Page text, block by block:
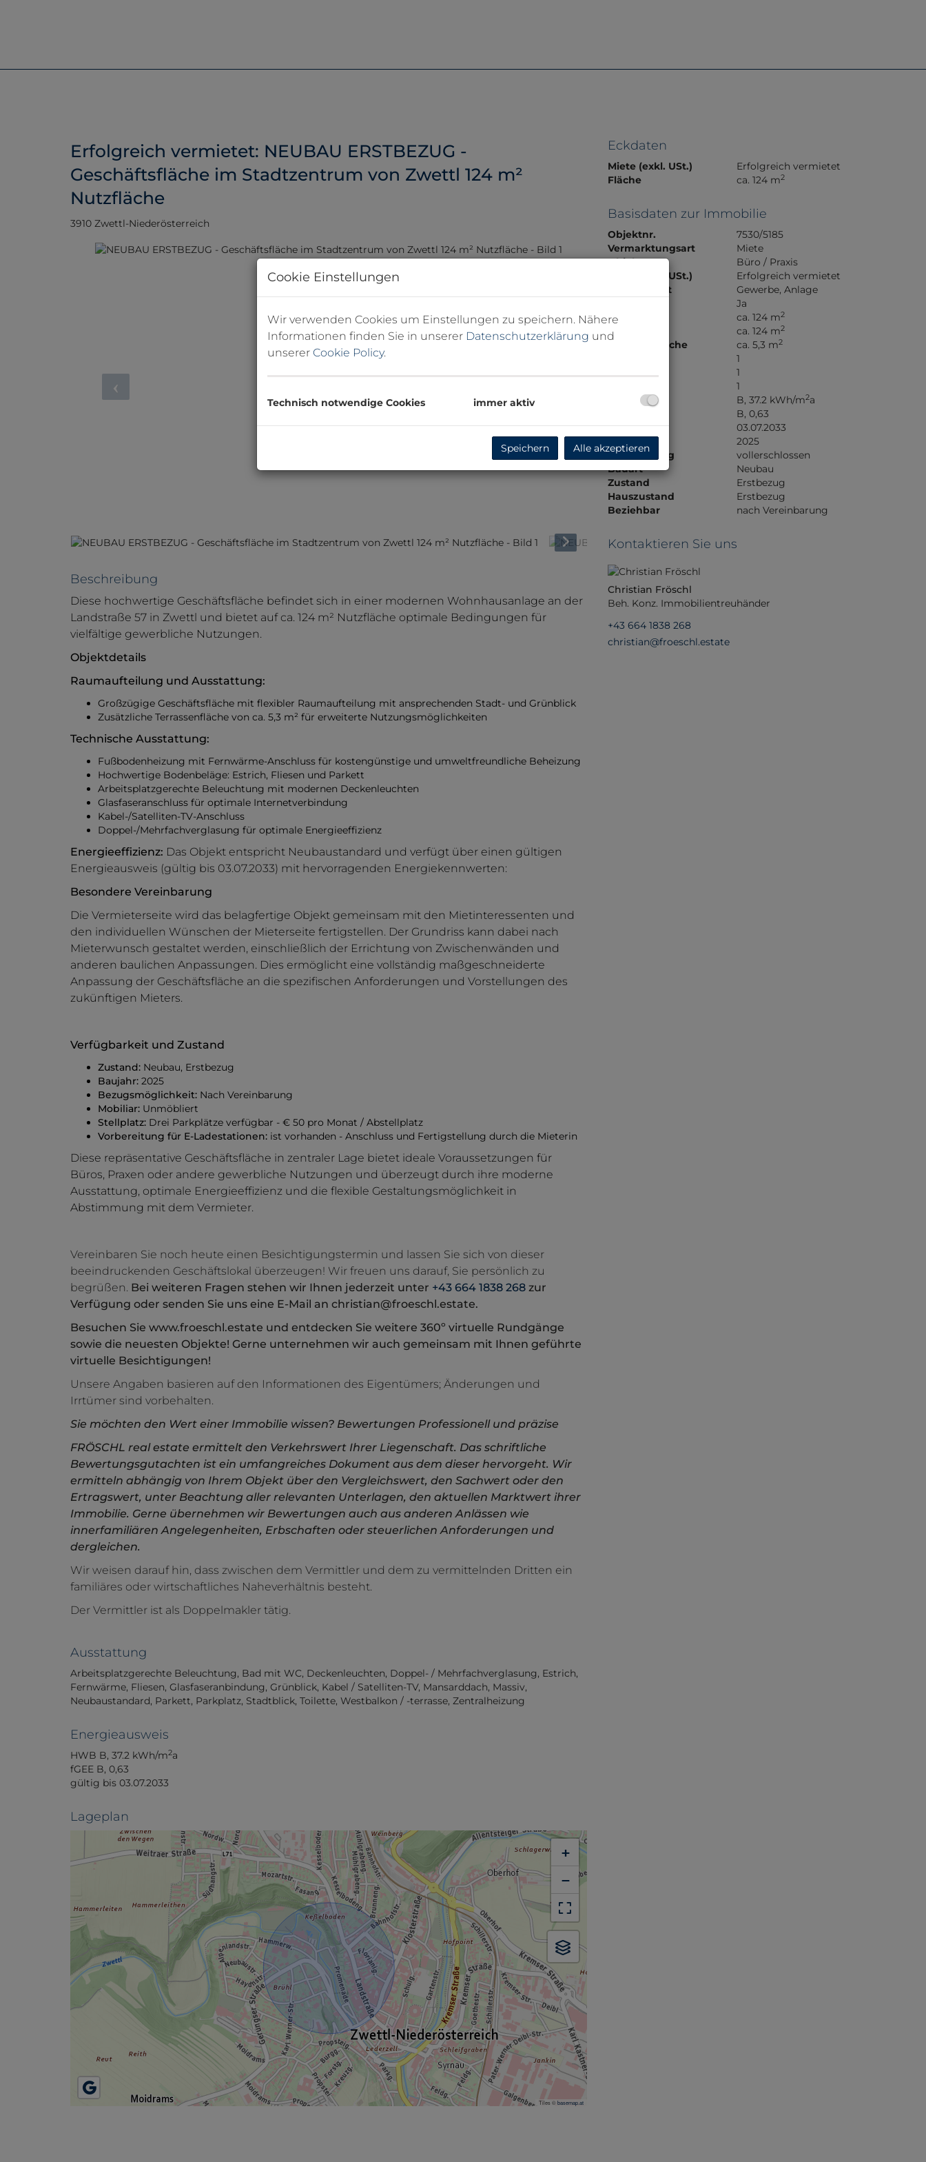
Erfolgreich vermietet: NEUBAU ERSTBEZUG -
Geschäftsfläche im Stadtzentrum von Zwettl 124 m²
Nutzfläche
3910 Zwettl-Niederösterreich
Beschreibung
Diese hochwertige Geschäftsfläche befindet sich in einer modernen Wohnhausanlage an der
Landstraße 57 in Zwettl und bietet auf ca. 124 m² Nutzfläche optimale Bedingungen für
vielfältige gewerbliche Nutzungen.
Objektdetails
Raumaufteilung und Ausstattung:
Großzügige Geschäftsfläche mit flexibler Raumaufteilung mit ansprechenden Stadt- und Grünblick
Zusätzliche Terrassenfläche von ca. 5,3 m² für erweiterte Nutzungsmöglichkeiten
Technische Ausstattung:
Fußbodenheizung mit Fernwärme-Anschluss für kostengünstige und umweltfreundliche Beheizung
Hochwertige Bodenbeläge: Estrich, Fliesen und Parkett
Arbeitsplatzgerechte Beleuchtung mit modernen Deckenleuchten
Glasfaseranschluss für optimale Internetverbindung
Kabel-/Satelliten-TV-Anschluss
Doppel-/Mehrfachverglasung für optimale Energieeffizienz
Energieeffizienz: Das Objekt entspricht Neubaustandard und verfügt über einen gültigen
Energieausweis (gültig bis 03.07.2033) mit hervorragenden Energiekennwerten:
Besondere Vereinbarung
Die Vermieterseite wird das belagfertige Objekt gemeinsam mit den Mietinteressenten und
den individuellen Wünschen der Mieterseite fertigstellen. Der Grundriss kann dabei nach
Mieterwunsch gestaltet werden, einschließlich der Errichtung von Zwischenwänden und
anderen baulichen Anpassungen. Dies ermöglicht eine vollständig maßgeschneiderte
Anpassung der Geschäftsfläche an die spezifischen Anforderungen und Vorstellungen des
zukünftigen Mieters.
Verfügbarkeit und Zustand
Zustand: Neubau, Erstbezug
Baujahr: 2025
Bezugsmöglichkeit: Nach Vereinbarung
Mobiliar: Unmöbliert
Stellplatz: Drei Parkplätze verfügbar - € 50 pro Monat / Abstellplatz
Vorbereitung für E-Ladestationen: ist vorhanden - Anschluss und Fertigstellung durch die Mieterin
Diese repräsentative Geschäftsfläche in zentraler Lage bietet ideale Voraussetzungen für
Büros, Praxen oder andere gewerbliche Nutzungen und überzeugt durch ihre moderne
Ausstattung, optimale Energieeffizienz und die flexible Gestaltungsmöglichkeit in
Abstimmung mit dem Vermieter.
Vereinbaren Sie noch heute einen Besichtigungstermin und lassen Sie sich von dieser
beeindruckenden Geschäftslokal überzeugen! Wir freuen uns darauf, Sie persönlich zu
begrüßen. Bei weiteren Fragen stehen wir Ihnen jederzeit unter +43 664 1838 268 zur
Verfügung oder senden Sie uns eine E-Mail an christian@froeschl.estate.
Besuchen Sie www.froeschl.estate und entdecken Sie weitere 360º virtuelle Rundgänge
sowie die neuesten Objekte! Gerne unternehmen wir auch gemeinsam mit Ihnen geführte
virtuelle Besichtigungen!
Unsere Angaben basieren auf den Informationen des Eigentümers; Änderungen und
Irrtümer sind vorbehalten.
Sie möchten den Wert einer Immobilie wissen? Bewertungen Professionell und präzise
FRÖSCHL real estate ermittelt den Verkehrswert Ihrer Liegenschaft. Das schriftliche
Bewertungsgutachten ist ein umfangreiches Dokument aus dem dieser hervorgeht. Wir
ermitteln abhängig von Ihrem Objekt über den Vergleichswert, den Sachwert oder den
Ertragswert, unter Beachtung aller relevanten Unterlagen, den aktuellen Marktwert ihrer
Immobilie. Gerne übernehmen wir Bewertungen auch aus anderen Anlässen wie
innerfamiliären Angelegenheiten, Erbschaften oder steuerlichen Anforderungen und
dergleichen.
Wir weisen darauf hin, dass zwischen dem Vermittler und dem zu vermittelnden Dritten ein
familiäres oder wirtschaftliches Naheverhältnis besteht.
Der Vermittler ist als Doppelmakler tätig.
Ausstattung
Arbeitsplatzgerechte Beleuchtung Bad mit WC Deckenleuchten Doppel- / Mehrfachverglasung Estrich
Fernwärme Fliesen Glasfaseranbindung Grünblick Kabel / Satelliten-TV Mansarddach Massiv
Neubaustandard Parkett Parkplatz Stadtblick Toilette Westbalkon / -terrasse Zentralheizung
Energieausweis
HWB B, 37.2 kWh/m2a
fGEE B, 0,63
gültig bis 03.07.2033
Lageplan
+
−
Tiles ©basemap.at
Eckdaten
Miete (exkl. USt.)
Erfolgreich vermietet
Fläche
ca. 124 m2
Basisdaten zur Immobilie
Objektnr.
7530/5185
Vermarktungsart
Miete
Objektart
Büro / Praxis
Miete (exkl. USt.)
Erfolgreich vermietet
Nutzungsart
Gewerbe Anlage
Ja
Fläche
ca. 124 m2
Nutzfläche ca. 124 m2
Terrassenfläche ca. 5,3 m2
1
WC
1
1
B, 37.2 kWh/m2a
B, 0,63
gültig bis
03.07.2033
Baujahr
2025
Erschließung
vollerschlossen
Bauart
Neubau
Zustand
Erstbezug
Hauszustand
Erstbezug
Beziehbar
nach Vereinbarung
Kontaktieren Sie uns
Christian Fröschl
Beh. Konz. Immobilientreuhänder
+43 664 1838 268
christian@froeschl.estate
Cookie Einstellungen
Wir verwenden Cookies um Einstellungen zu speichern. Nähere
Informationen finden Sie in unserer Datenschutzerklärung und
unserer Cookie Policy.
Technisch notwendige Cookies immer aktiv
Speichern Alle akzeptieren